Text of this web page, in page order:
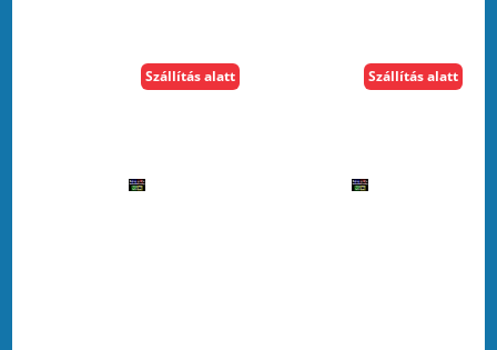
Szállítás alatt Szállítás alatt